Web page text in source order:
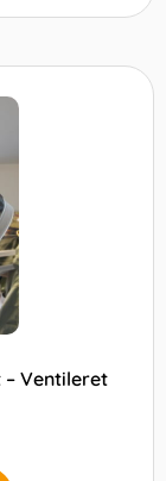
– Ventileret